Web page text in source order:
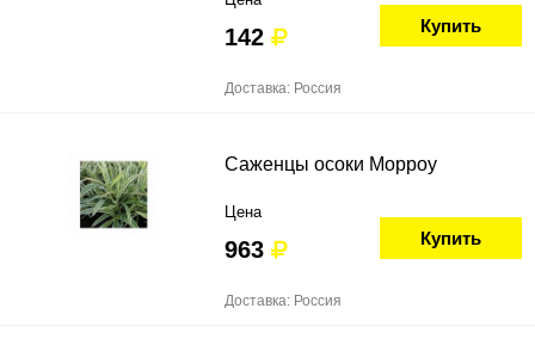
142 Купить
Доставка: Россия
Саженцы осоки Морроу
Цена
963 Купить
Доставка: Россия